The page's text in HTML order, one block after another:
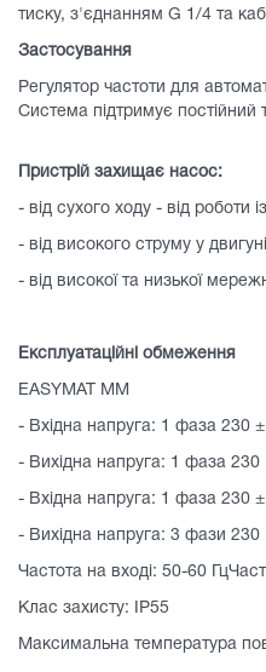
тиску, з'єднанням G 1/4 та
Застосування
Регулятор частоти для
Система підтримує
Пристрій захищає насос:
- від сухого ходу - від роботи
- від високого струму у двигуні
- від високої та низької
Експлуатаційні обмеження
EASYMAT MM
- Вхідна напруга: 1 фаза 230
- Вихідна напруга: 1 фаза 230
- Вхідна напруга: 1 фаза 230
- Вихідна напруга: 3 фази 230
Частота на вході: 50-60
Клас захисту: IP55
Максимальна температура